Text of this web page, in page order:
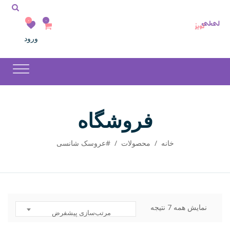
۰ ۰
ورود
فروشگاه
خانه / محصولات /#عروسک شانسی
نمایش همه 7 نتیجه
مرتب‌سازی پیشفرض